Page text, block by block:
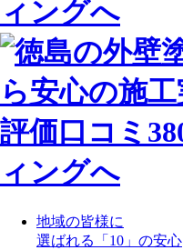
地域の皆様に
選ばれる「10」の安心